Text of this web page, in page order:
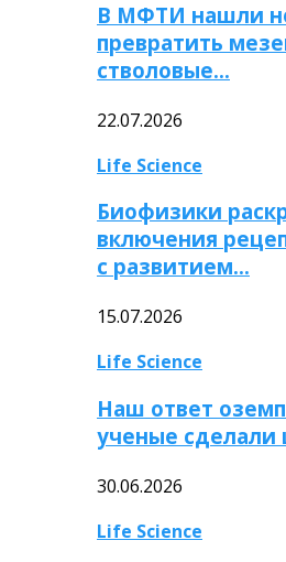
В МФТИ нашли
превратить
стволовые…
22.07.2026
Life Science
Биофизики
включения
с развитием…
15.07.2026
Life Science
Наш ответ
ученые сделали
30.06.2026
Life Science